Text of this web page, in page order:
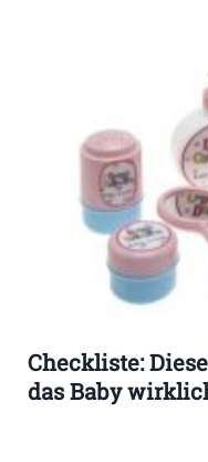
Checkliste:
das Baby